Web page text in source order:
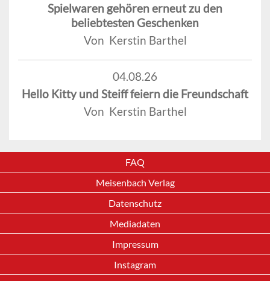
Spielwaren gehören erneut zu den
beliebtesten Geschenken
Von Kerstin Barthel
04.08.26
Hello Kitty und Steiff feiern die Freundschaft
Von Kerstin Barthel
FAQ
Meisenbach Verlag
Datenschutz
Mediadaten
Impressum
Instagram